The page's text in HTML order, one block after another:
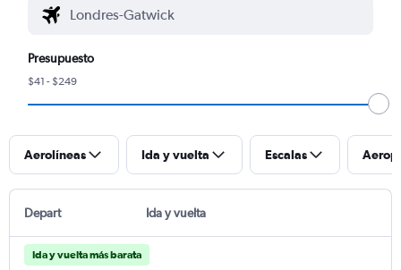
Presupuesto
$41 - $249
Aerolíneas Ida y vuelta Escalas
Depart Ida y vuelta
Ida y vuelta más barata